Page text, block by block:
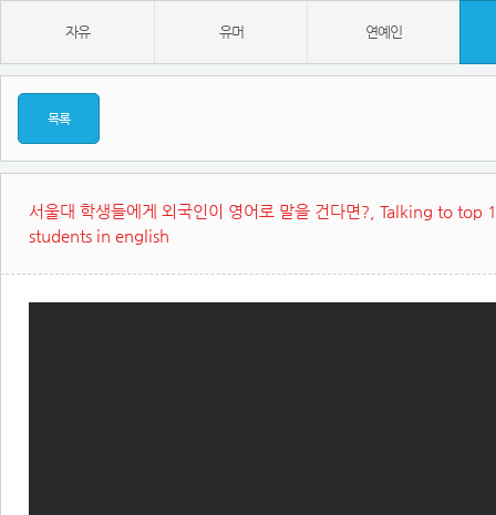
자유 유머 연예인
목록
서울대 학생들에게 외국인이 영어로 말을 건다면?, Talking to top
students in english